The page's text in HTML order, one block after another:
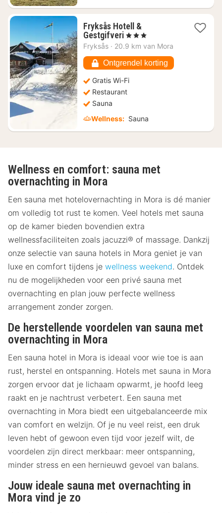
Fryksås Hotell &
Gestgifveri1
nacht
€
153,87
, 3 Sterren
Fryksås · 20.9 km van Mora
Ontgrendel korting
Gratis Wi-Fi
Restaurant
Sauna
Wellness: Sauna
Wellness en comfort: sauna met
overnachting in Mora
Een sauna met hotelovernachting in Mora is dé manier
om volledig tot rust te komen. Veel hotels met sauna
op de kamer bieden bovendien extra
wellnessfaciliteiten zoals jacuzzi® of massage. Dankzij
onze selectie van sauna hotels in Mora geniet je van
luxe en comfort tijdens je wellness weekend. Ontdek
nu de mogelijkheden voor een privé sauna met
overnachting en plan jouw perfecte wellness
arrangement zonder zorgen.
De herstellende voordelen van sauna met
overnachting in Mora
Een sauna hotel in Mora is ideaal voor wie toe is aan
rust, herstel en ontspanning. Hotels met sauna in Mora
zorgen ervoor dat je lichaam opwarmt, je hoofd leeg
raakt en je nachtrust verbetert. Een sauna met
overnachting in Mora biedt een uitgebalanceerde mix
van comfort en welzijn. Of je nu veel reist, een druk
leven hebt of gewoon even tijd voor jezelf wilt, de
voordelen zijn direct merkbaar: meer ontspanning,
minder stress en een hernieuwd gevoel van balans.
Jouw ideale sauna met overnachting in
Mora vind je zo